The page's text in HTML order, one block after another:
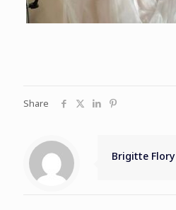
Share
Brigitte Flory